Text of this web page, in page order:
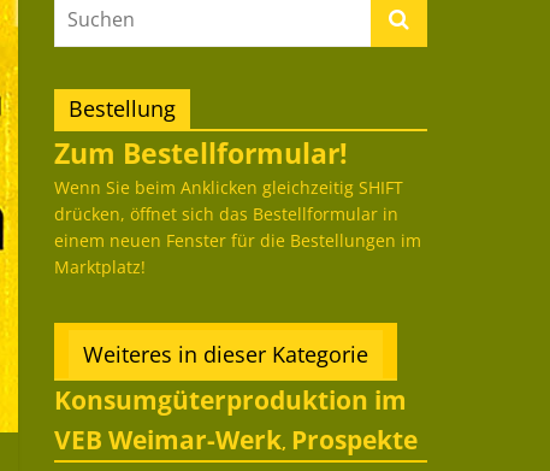
Bestellung
Zum Bestellformular!
Wenn Sie beim Anklicken gleichzeitig SHIFT
drücken, öffnet sich das Bestellformular in
einem neuen Fenster für die Bestellungen im
Marktplatz!
Weiteres in dieser Kategorie
Konsumgüterproduktion im
VEB Weimar-Werk, Prospekte